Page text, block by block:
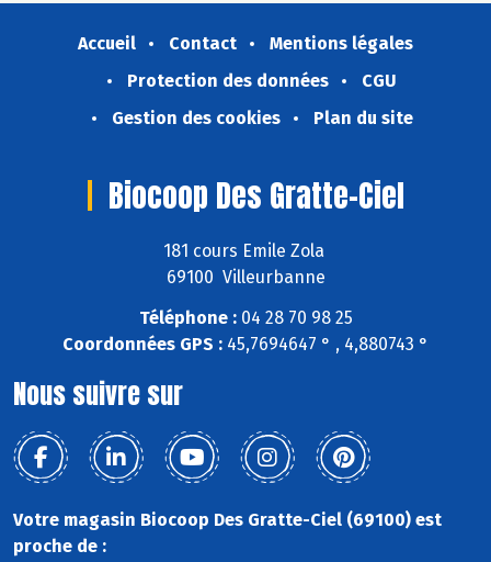
Accueil Contact
Mentions légales
Protection des données
CGU
Gestion des cookies
Plan du site
Biocoop Des Gratte-Ciel
181 cours Emile Zola
69100 Villeurbanne
Téléphone :04 28 70 98 25
Coordonnées GPS : 45,7694647 ° , 4,880743 °
Nous suivre sur
Votre magasin Biocoop Des Gratte-Ciel (69100) est
proche de :